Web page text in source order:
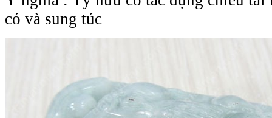
có và sung túc